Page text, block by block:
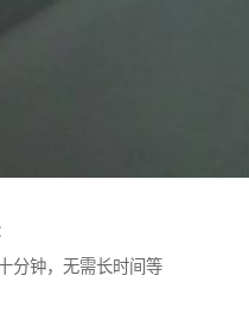
分钟，无需长时间等